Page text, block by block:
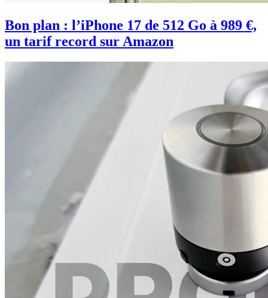
Bon plan : l’iPhone 17 de 512 Go à 989 €,
un tarif record sur Amazon